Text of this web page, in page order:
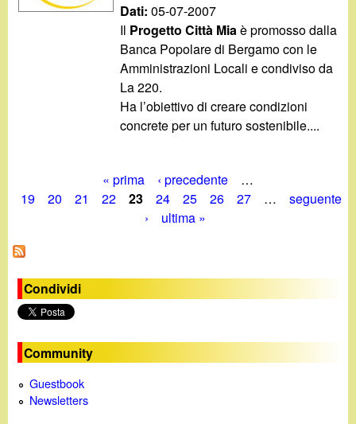
Dati:05-07-2007
Il Progetto Città Miaè promosso dalla
Banca Popolare di Bergamo con le
Amministrazioni Locali e condiviso da
La 220.
Ha l’obiettivo di creare condizioni
concrete per un futuro sostenibile....
P
g
i
n
e
« prima ‹ precedente
…
19
20 21 22 23 24 25 26 27 …
seguente
›
ultima »
Condividi
Community
Guestbook
Newsletters